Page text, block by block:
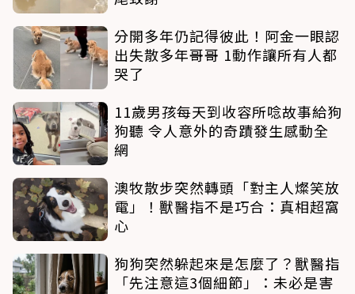
分開多年仍記得彼此！阿金一眼認
出失散多年哥哥 1動作讓所有人都
哭了
11歲男孩每天到收容所唸故事給狗
狗聽 令人意外的奇蹟發生感動全
網
澳牧散步突然轉頭「對主人燦笑放
電」！獸醫指不是巧合：真相超窩
心
狗狗突然躲起來是怎麼了？獸醫指
「先注意這3個細節」：未必是害